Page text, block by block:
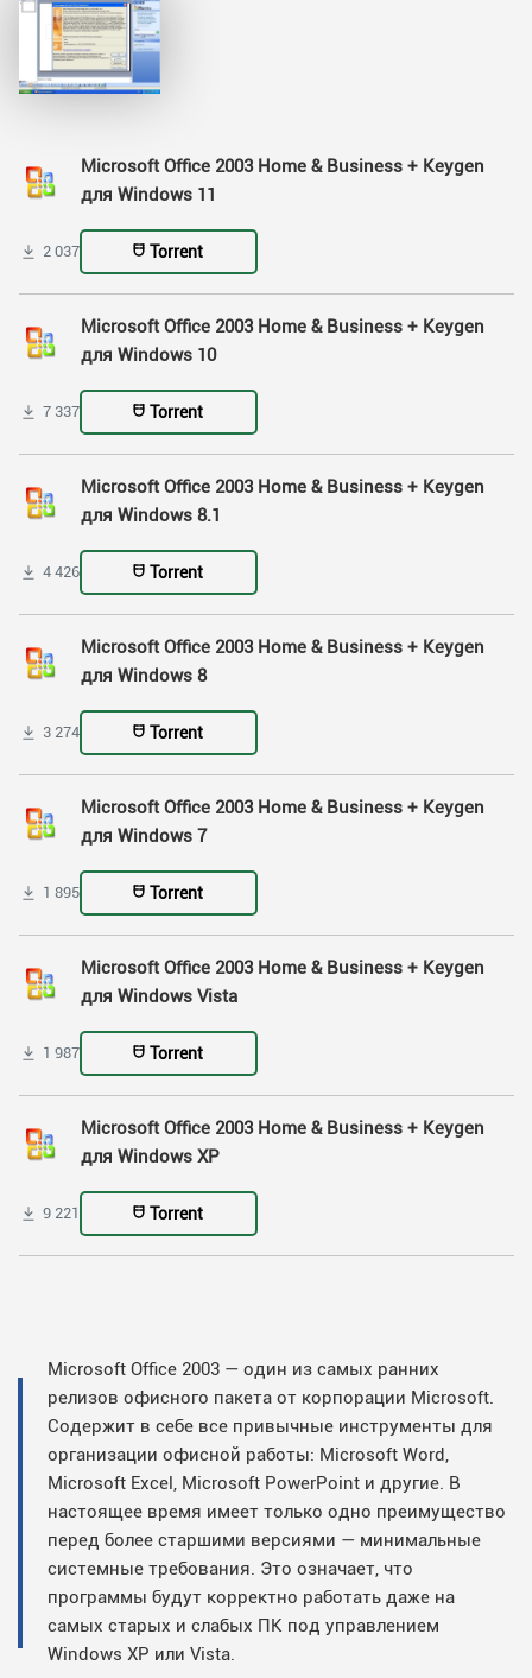
Microsoft Office 2003 Home & Business + Keygen
для Windows 11
2 037 Torrent
Microsoft Office 2003 Home & Business + Keygen
для Windows 10
7 337 Torrent
Microsoft Office 2003 Home & Business + Keygen
для Windows 8.1
4 426 Torrent
Microsoft Office 2003 Home & Business + Keygen
для Windows 8
3 274 Torrent
Microsoft Office 2003 Home & Business + Keygen
для Windows 7
1 895 Torrent
Microsoft Office 2003 Home & Business + Keygen
для Windows Vista
1 987 Torrent
Microsoft Office 2003 Home & Business + Keygen
для Windows XP
9 221 Torrent
Microsoft Office 2003 — один из самых ранних
релизов офисного пакета от корпорации Microsoft.
Содержит в себе все привычные инструменты для
организации офисной работы: Microsoft Word,
Microsoft Excel, Microsoft PowerPoint и другие. В
настоящее время имеет только одно преимущество
перед более старшими версиями — минимальные
системные требования. Это означает, что
программы будут корректно работать даже на
самых старых и слабых ПК под управлением
Windows XP или Vista.